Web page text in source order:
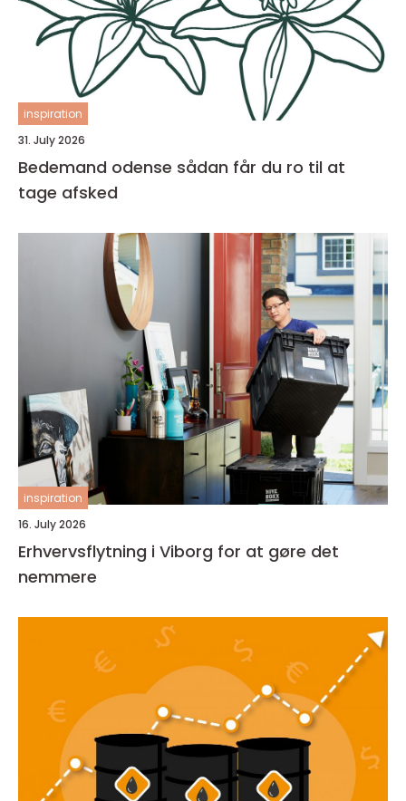
inspiration
31. July 2026
Bedemand odense sådan får du ro til at
tage afsked
inspiration
16. July 2026
Erhvervsflytning i Viborg for at gøre det
nemmere